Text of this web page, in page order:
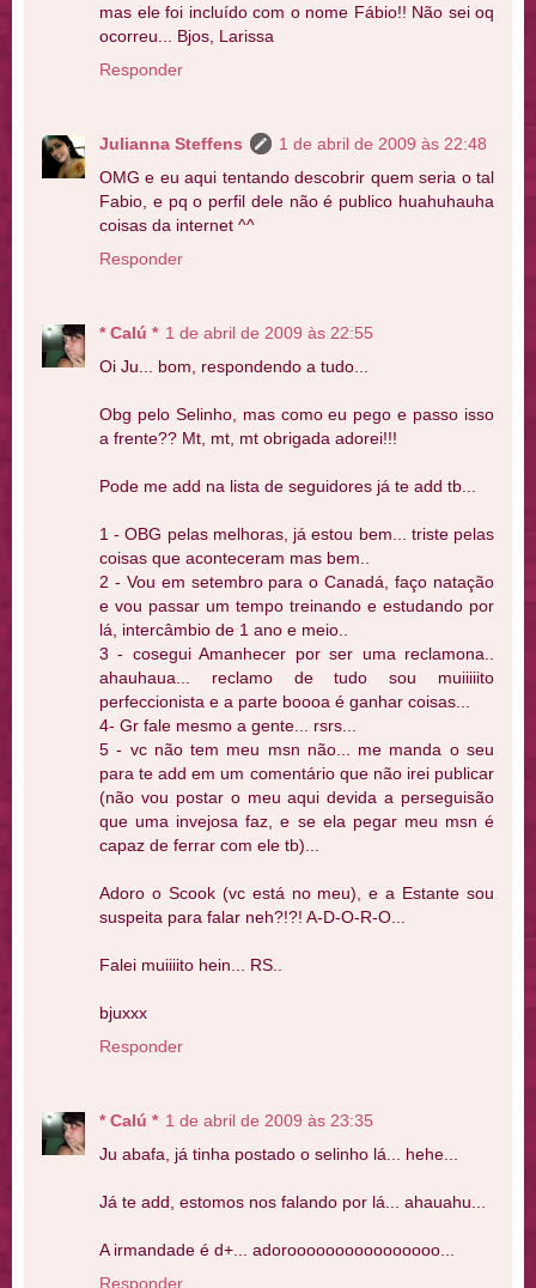
mas ele foi incluído com o nome Fábio!! Não sei oq
ocorreu... Bjos, Larissa
Responder
Julianna Steffens
1 de abril de 2009 às 22:48
OMG e eu aqui tentando descobrir quem seria o tal
Fabio, e pq o perfil dele não é publico huahuhauha
coisas da internet ^^
Responder
* Calú * 1 de abril de 2009 às 22:55
Oi Ju... bom, respondendo a tudo...
Obg pelo Selinho, mas como eu pego e passo isso
a frente?? Mt, mt, mt obrigada adorei!!!
Pode me add na lista de seguidores já te add tb...
1 - OBG pelas melhoras, já estou bem... triste pelas
coisas que aconteceram mas bem..
2 - Vou em setembro para o Canadá, faço natação
e vou passar um tempo treinando e estudando por
lá, intercâmbio de 1 ano e meio..
3 - cosegui Amanhecer por ser uma reclamona..
ahauhaua... reclamo de tudo sou muiiiiito
perfeccionista e a parte boooa é ganhar coisas...
4- Gr fale mesmo a gente... rsrs...
5 - vc não tem meu msn não... me manda o seu
para te add em um comentário que não irei publicar
(não vou postar o meu aqui devida a perseguisão
que uma invejosa faz, e se ela pegar meu msn é
capaz de ferrar com ele tb)...
Adoro o Scook (vc está no meu), e a Estante sou
suspeita para falar neh?!?! A-D-O-R-O...
Falei muiiiito hein... RS..
bjuxxx
Responder
* Calú * 1 de abril de 2009 às 23:35
Ju abafa, já tinha postado o selinho lá... hehe...
Já te add, estomos nos falando por lá... ahauahu...
A irmandade é d+... adoroooooooooooooooo...
Responder